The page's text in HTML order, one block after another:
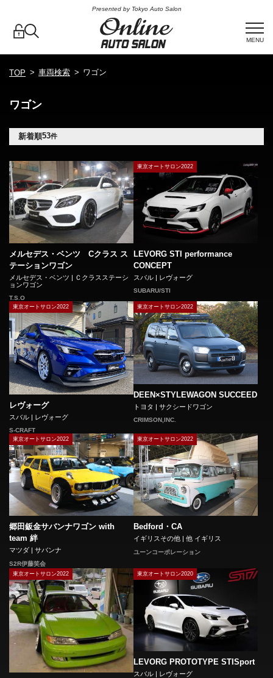
Presented by Tokyo Auto Salon
MENU
TOP 車両検索 ワゴン
ワゴン
新着順53件
メルセデス・ベンツ Cクラス ス
テーションワゴン
メルセデス・ベンツ | Ｃクラスステーシ
ョンワゴン
T.S.O
東京オートサロン2022
LEVORG STI performance
CONCEPT
スバル | レヴォーグ
SUBARU/STI
東京オートサロン2022
レヴォーグ
スバル | レヴォーグ
S-CRAFT
東京オートサロン2022
DEEN×STYLEWAGON SUCCEED
トヨタ | サクシードワゴン
CRIMSON,INC.
東京オートサロン2022
郷田鈑金サバンナワゴン with
team 絆
マツダ | サバンナ
S2R伊藤笑会
東京オートサロン2022
Bedford・CA
イギリスその他 | 他 イギリス
ユーンコーポレーション
東京オートサロン2022 東京オートサロン2020
LEVORG PROTOTYPE STISport
スバル | レヴォーグ